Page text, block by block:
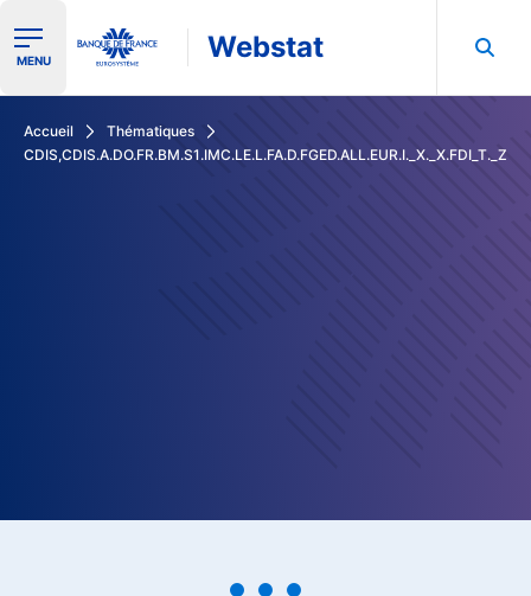
Ouvrir le menu de navigation
MENU Webstat
Accueil
Thématiques
CDIS,CDIS.A.DO.FR.BM.S1.IMC.LE.L.FA.D.FGED.ALL.EUR.I._X._X.FDI_T._Z